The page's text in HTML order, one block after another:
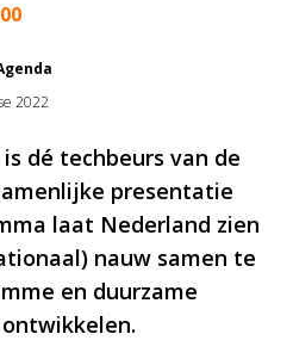
2022
dé techbeurs van de
presentatie
laat Nederland zien
nauw samen te
en duurzame